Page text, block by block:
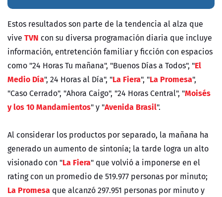
Estos resultados son parte de la tendencia al alza que
vive TVN con su diversa programación diaria que incluye
información, entretención familiar y ficción con espacios
como "24 Horas Tu mañana", "Buenos Días a Todos", "El
Medio Día", 24 Horas al Día", "La Fiera", "La Promesa",
"Caso Cerrado", "Ahora Caigo", "24 Horas Central", "Moisés
y los 10 Mandamientos" y "Avenida Brasil".
Al considerar los productos por separado, la mañana ha
generado un aumento de sintonía; la tarde logra un alto
visionado con "La Fiera" que volvió a imponerse en el
rating con un promedio de 519.977 personas por minuto;
La Promesa que alcanzó 297.951 personas por minuto y